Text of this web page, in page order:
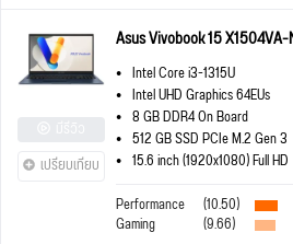
เปรียบเทียบ
Asus Vivobook 15
Intel Core i3-1315U
Intel UHD Graphics 64EUs
8 GB DDR4 On Board
512 GB SSD PCIe M.2 Gen 3
15.6 inch (1920x1080) Full HD
Performance
(10.50)
Gaming (9.66)